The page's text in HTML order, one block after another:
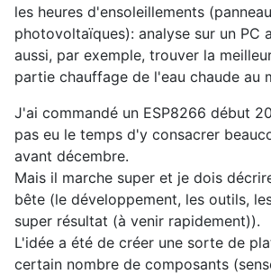
les heures d'ensoleillements
photovoltaïques): analyse sur un PC
aussi, par exemple, trouver la
partie chauffage de l'eau chaude au
J'ai commandé un ESP8266 début
pas eu le temps d'y consacrer
avant décembre.
Mais il marche super et je dois
bête (le développement, les outils,
super résultat (à venir rapidement)).
L'idée a été de créer une sorte de
certain nombre de composants